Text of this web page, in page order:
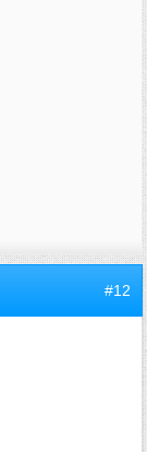
#12